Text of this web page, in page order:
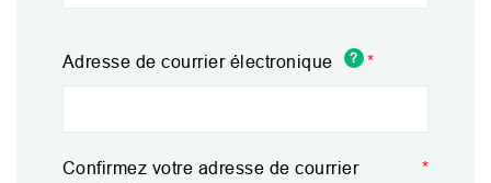
Adresse
Adresse de courrier électronique ?
Confirmez votre adresse de courrier